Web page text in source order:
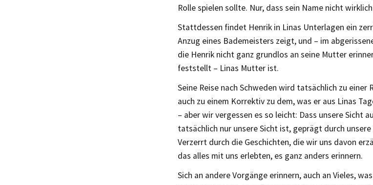
Rolle spielen sollte. Nur, dass sein Name nicht
Stattdessen findet Henrik in Linas Unterlagen ein
Anzug eines Bademeisters zeigt, und – im
die Henrik nicht ganz grundlos an seine Mutter
feststellt – Linas Mutter ist.
Seine Reise nach Schweden wird tatsächlich zu einer
auch zu einem Korrektiv zu dem, was er aus Linas
– aber wir vergessen es so leicht: Dass unsere Sicht
tatsächlich nur unsere Sicht ist, geprägt durch
Verzerrt durch die Geschichten, die wir uns davon
das alles mit uns erlebten, es ganz anders erinnern.
Sich an andere Vorgänge erinnern, auch an Vieles,